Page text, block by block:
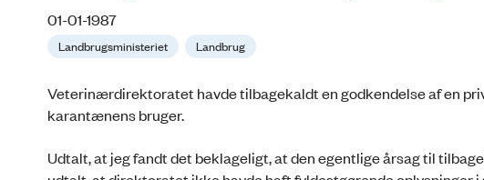
01-01-1987
Landbrugsministeriet Landbrug
Veterinærdirektoratet havde tilbagekaldt en godkendelse af en
karantænens bruger.
Udtalt, at jeg fandt det beklageligt, at den egentlige årsag til